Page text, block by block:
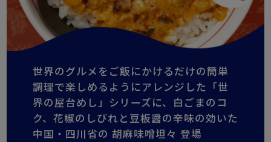
世界のグルメをご飯にかけるだけの簡単
調理で楽しめるようにアレンジした「世
界の屋台めし」シリーズに、白ごまのコ
ク、花椒のしびれと豆板醤の辛味の効いた
中国・四川省の 胡麻味噌坦々 登場